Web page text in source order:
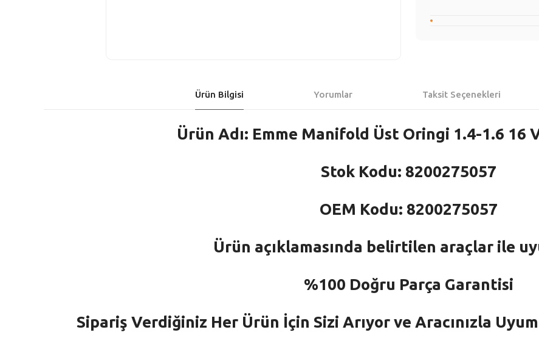
Ürün Bilgisi Yorumlar Taksit Seçenekleri
Ürün Adı: Emme Manifold Üst Oringi 1.4-1.6 16
Stok Kodu: 8200275057
OEM Kodu: 8200275057
Ürün açıklamasında belirtilen araçlar ile
%100 Doğru Parça Garantisi
Sipariş Verdiğiniz Her Ürün İçin Sizi Arıyor ve Aracınızla